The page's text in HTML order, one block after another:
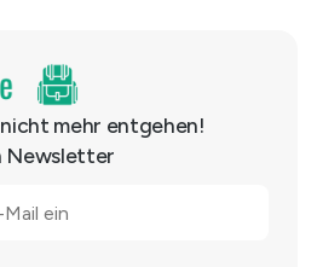
mehr entgehen!
Newsletter